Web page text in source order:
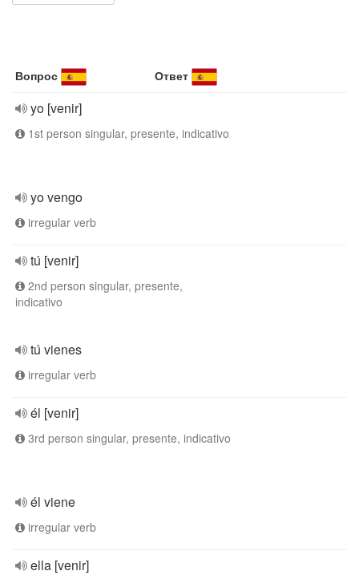
Вопрос Ответ
yo [venir]
1st person singular, presente, indicativo
yo vengo
irregular verb
tú [venir]
2nd person singular, presente,
indicativo
tú vienes
irregular verb
él [venir]
3rd person singular, presente, indicativo
él viene
irregular verb
ella [venir]